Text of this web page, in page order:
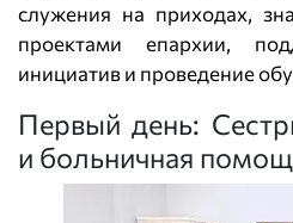
служения на приходах,
проектами епархии,
инициатив и проведение
Первый день:
и больничная